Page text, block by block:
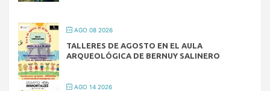
AGO 08 2026
TALLERES DE AGOSTO EN EL AULA
ARQUEOLÓGICA DE BERNUY SALINERO
AGO 14 2026